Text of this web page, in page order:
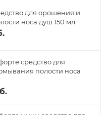
для орошения и
носа душ 150 мл
средство для
полости носа